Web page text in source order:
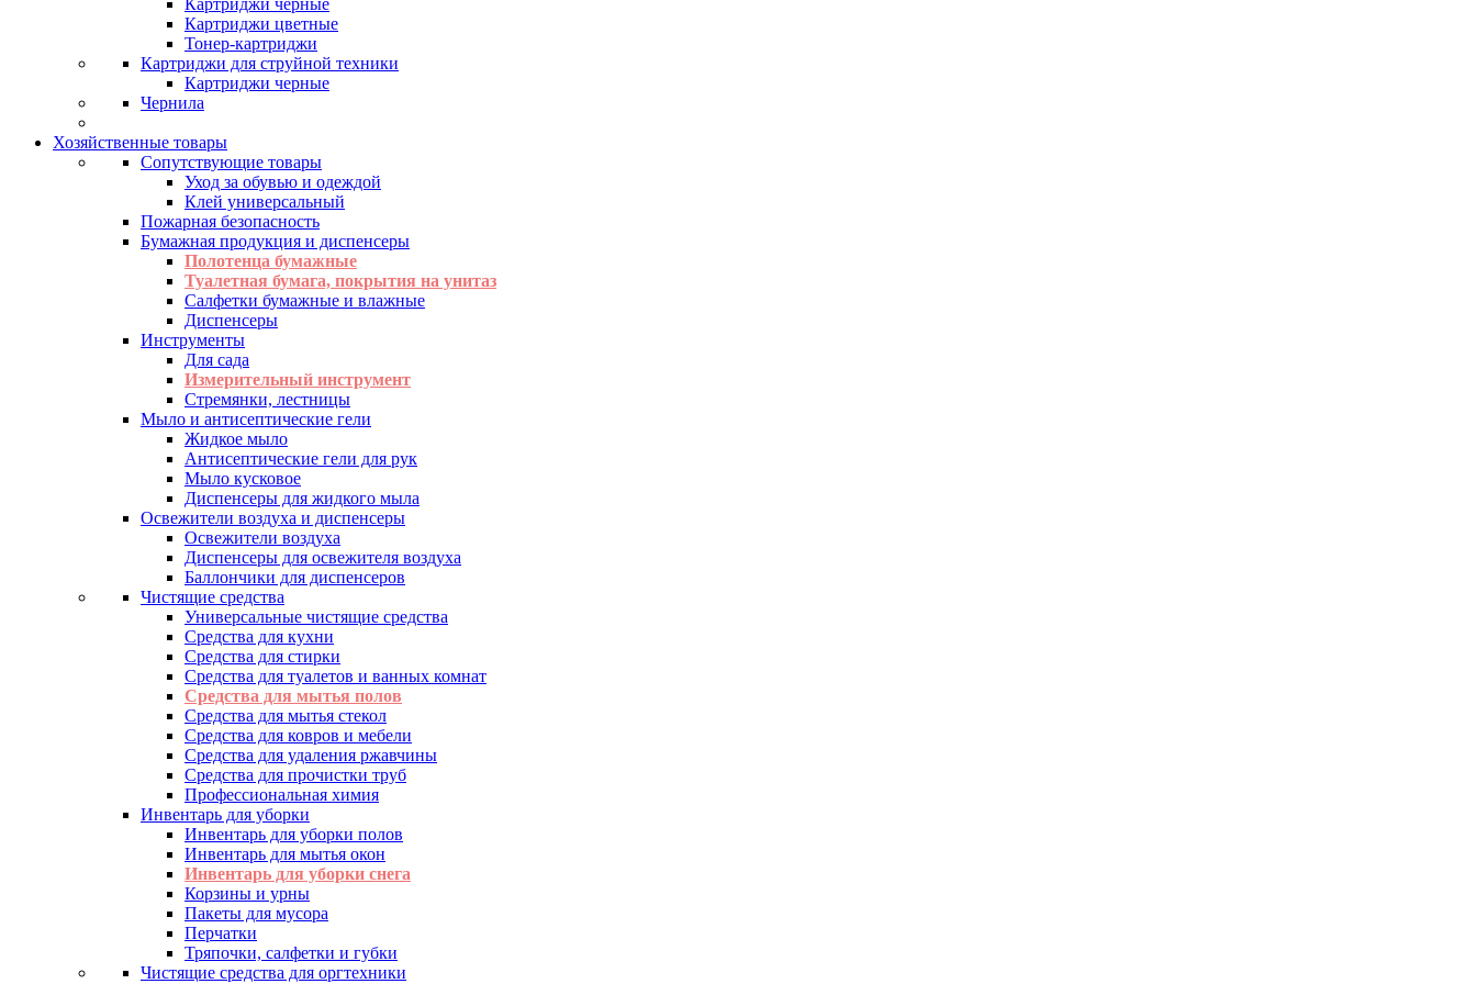
Картриджи черные
Картриджи цветные
Тонер-картриджи
Картриджи для струйной техники
Картриджи черные
Чернила
Хозяйственные товары
Сопутствующие товары
Уход за обувью и одеждой
Клей универсальный
Пожарная безопасность
Бумажная продукция и диспенсеры
Полотенца бумажные
Туалетная бумага, покрытия на унитаз
Салфетки бумажные и влажные
Диспенсеры
Инструменты
Для сада
Измерительный инструмент
Стремянки, лестницы
Мыло и антисептические гели
Жидкое мыло
Антисептические гели для рук
Мыло кусковое
Диспенсеры для жидкого мыла
Освежители воздуха и диспенсеры
Освежители воздуха
Диспенсеры для освежителя воздуха
Баллончики для диспенсеров
Чистящие средства
Универсальные чистящие средства
Средства для кухни
Средства для стирки
Средства для туалетов и ванных комнат
Средства для мытья полов
Средства для мытья стекол
Средства для ковров и мебели
Средства для удаления ржавчины
Средства для прочистки труб
Профессиональная химия
Инвентарь для уборки
Инвентарь для уборки полов
Инвентарь для мытья окон
Инвентарь для уборки снега
Корзины и урны
Пакеты для мусора
Перчатки
Тряпочки, салфетки и губки
Чистящие средства для оргтехники